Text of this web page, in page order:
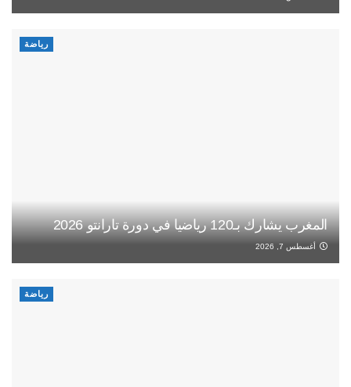
رياضة
المغرب يشارك بـ120 رياضيا في دورة تارانتو 2026
أغسطس 7, 2026
رياضة